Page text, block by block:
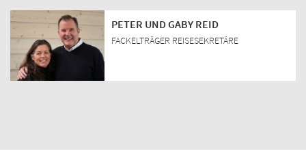
PETER UND GABY REID
FACKELTRÄGER REISESEKRETÄRE